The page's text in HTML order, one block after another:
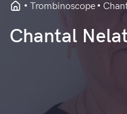
Chantal
Trombinoscope